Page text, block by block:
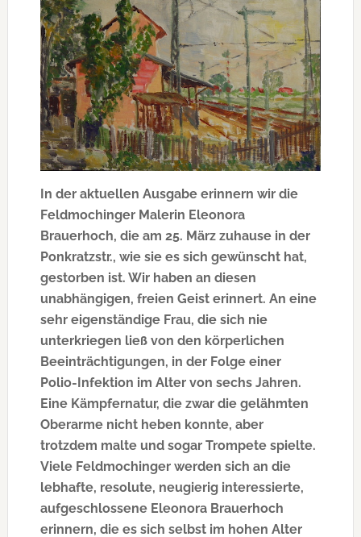
In der aktuellen Ausgabe erinnern wir die
Feldmochinger Malerin Eleonora
Brauerhoch, die am 25. März zuhause in der
Ponkratzstr., wie sie es sich gewünscht hat,
gestorben ist. Wir haben an diesen
unabhängigen, freien Geist erinnert. An eine
sehr eigenständige Frau, die sich nie
unterkriegen ließ von den körperlichen
Beeinträchtigungen, in der Folge einer
Polio-Infektion im Alter von sechs Jahren.
Eine Kämpfernatur, die zwar die gelähmten
Oberarme nicht heben konnte, aber
trotzdem malte und sogar Trompete spielte.
Viele Feldmochinger werden sich an die
lebhafte, resolute, neugierig interessierte,
aufgeschlossene Eleonora Brauerhoch
erinnern, die es sich selbst im hohen Alter